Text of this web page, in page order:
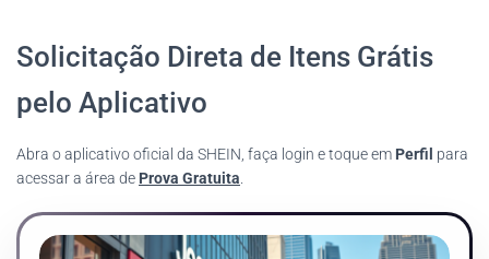
Solicitação Direta de Itens Grátis
pelo Aplicativo
Abra o aplicativo oficial da SHEIN, faça login e toque em Perfil para
acessar a área de Prova Gratuita.